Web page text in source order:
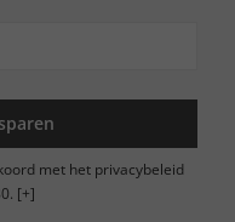
met het privacybeleid
[+]